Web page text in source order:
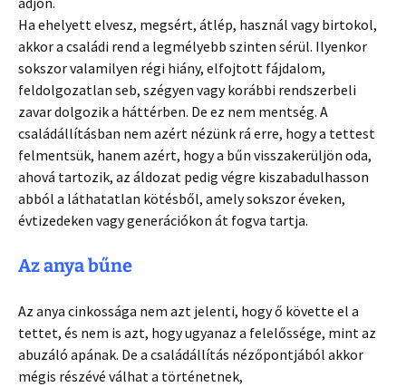
Ha ehelyett elvesz, megsért, átlép, használ vagy birtokol,
akkor a családi rend a legmélyebb szinten sérül. Ilyenkor
sokszor valamilyen régi hiány, elfojtott fájdalom,
feldolgozatlan seb, szégyen vagy korábbi rendszerbeli
zavar dolgozik a háttérben. De ez nem mentség. A
családállításban nem azért nézünk rá erre, hogy a tettest
felmentsük, hanem azért, hogy a bűn visszakerüljön oda,
ahová tartozik, az áldozat pedig végre kiszabadulhasson
abból a láthatatlan kötésből, amely sokszor éveken,
évtizedeken vagy generációkon át fogva tartja.
Az anya bűne
Az anya cinkossága nem azt jelenti, hogy ő követte el a
tettet, és nem is azt, hogy ugyanaz a felelőssége, mint az
abuzáló apának. De a családállítás nézőpontjából akkor
mégis részévé válhat a történetnek,